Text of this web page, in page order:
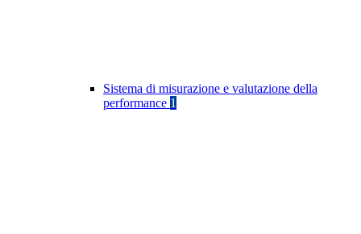
Sistema di misurazione e valutazione della
performance 1